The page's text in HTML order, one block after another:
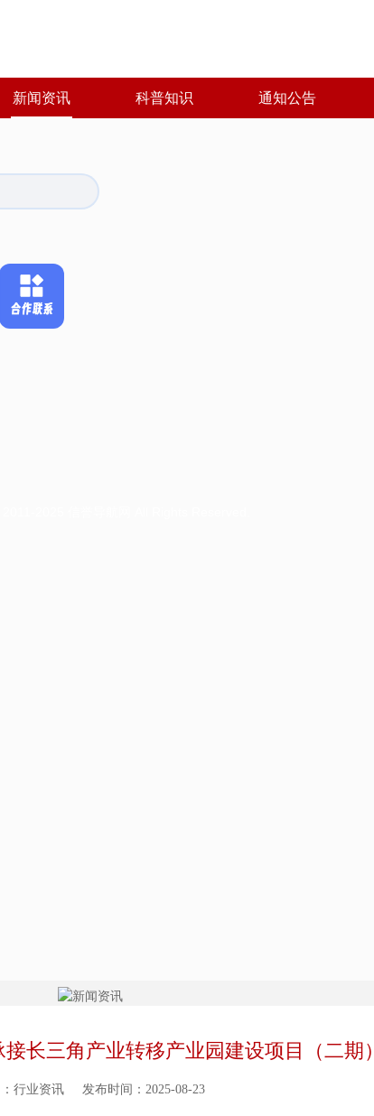
新闻资讯 科普知识 通知公告
长三角产业转移产业园建设项目（二期
行业资讯 发布时间：2025-08-23